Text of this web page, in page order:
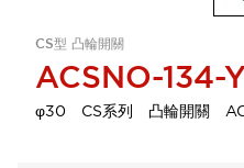
CS型 凸輪開關
ACSNO-134-
φ30 CS系列 凸輪開關